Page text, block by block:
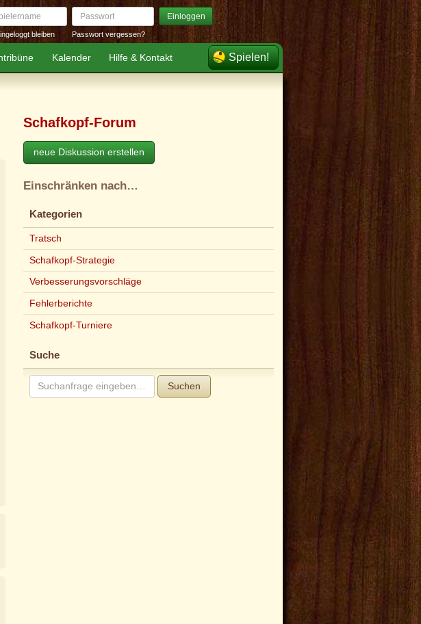
bleiben
Passwort Einloggen
Passwort vergessen?
Kalender Hilfe & Kontakt Spielen!
Schafkopf-Forum
neue Diskussion erstellen
Einschränken nach…
Kategorien
Tratsch
Schafkopf-Strategie
Verbesserungsvorschläge
Fehlerberichte
Schafkopf-Turniere
Suche
Suchen